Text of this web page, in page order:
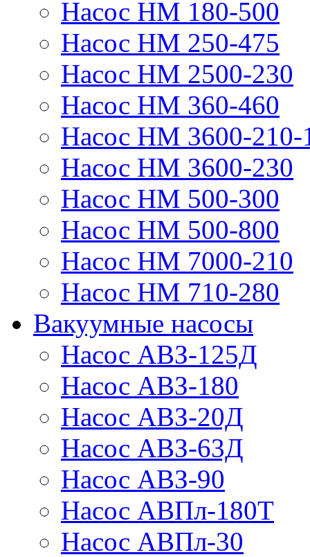
Насос НМ 180-500
Насос НМ 250-475
Насос НМ 2500-230
Насос НМ 360-460
Насос НМ 3600-210-
Насос НМ 3600-230
Насос НМ 500-300
Насос НМ 500-800
Насос НМ 7000-210
Насос НМ 710-280
Вакуумные насосы
Насос АВЗ-125Д
Насос АВЗ-180
Насос АВЗ-20Д
Насос АВЗ-63Д
Насос АВЗ-90
Насос АВПл-180Т
Насос АВПл-30